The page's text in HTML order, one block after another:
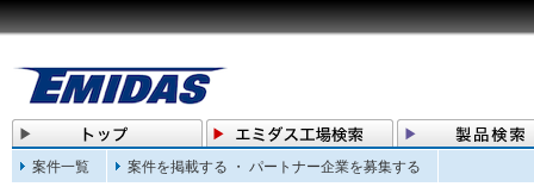
案件一覧 案件を掲載する ・ パートナー企業を募集する